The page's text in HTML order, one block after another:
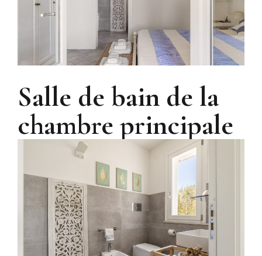
Salle de bain de la
chambre principale